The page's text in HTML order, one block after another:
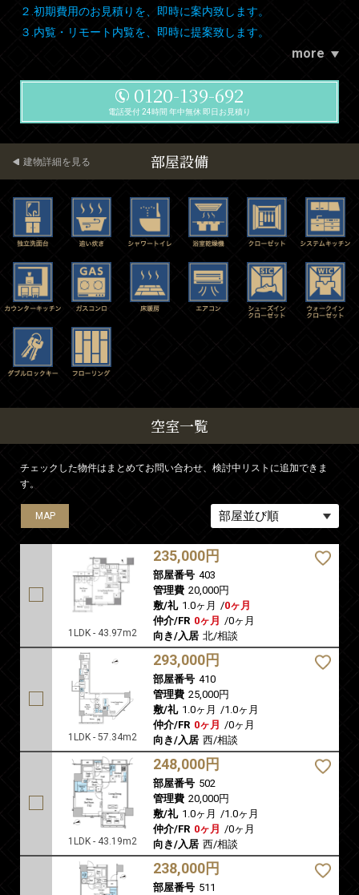
２.初期費用のお見積りを、即時に案内致します。
３.内覧・リモート内覧を、即時に提案致します。
more
0120-139-692
電話受付 24時間 年中無休 即日お見積り
部屋設備
建物詳細を見る
空室一覧
チェックした物件はまとめてお問い合わせ、検討中リストに追加できま
す。
MAP
1LDK - 43.97m2
235,000円
部屋番号 403
管理費 20,000円
敷/礼 1.0ヶ月 /0ヶ月
仲介/FR 0ヶ月 /0ヶ月
向き/入居 北/相談
MAP
1LDK - 57.34m2
293,000円
部屋番号 410
管理費 25,000円
敷/礼 1.0ヶ月 /1.0ヶ月
仲介/FR 0ヶ月 /0ヶ月
向き/入居 西/相談
MAP
1LDK - 43.19m2
248,000円
部屋番号 502
管理費 20,000円
敷/礼 1.0ヶ月 /1.0ヶ月
仲介/FR 0ヶ月 /0ヶ月
向き/入居 西/相談
MAP
238,000円
部屋番号 511
MAP